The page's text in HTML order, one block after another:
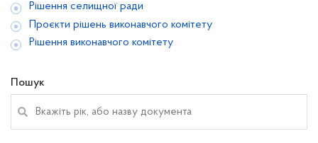
Рішення селищної ради
Проєкти рішень виконавчого комітету
Рішення виконавчого комітету
Пошук